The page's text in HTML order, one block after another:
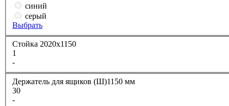
синий
серый
Выбрать
Стойка 2020х1150
1
-
Держатель для ящиков (Ш)1150 мм
30
-